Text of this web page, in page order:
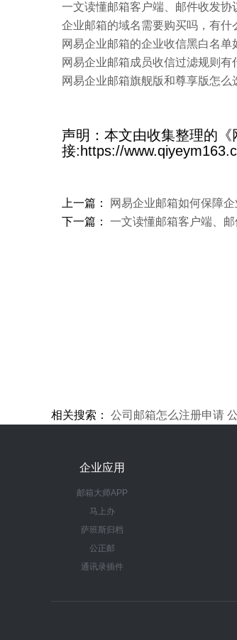
一文读懂邮箱客户端、邮件收发协
企业邮箱的域名需要购买吗，有什
网易企业邮箱的企业收信黑白名单
网易企业邮箱成员收信过滤规则有
网易企业邮箱旗舰版和尊享版怎么
声明：本文由收集整理的
接:https://
上一篇：
网易企业邮箱如何保障
下一篇： 一文读懂邮箱客户端、
相关搜索： 公司邮箱怎么注册申请
企业应用
邮箱大师APP
马上办
萨班斯归档
公正邮
通讯录插件